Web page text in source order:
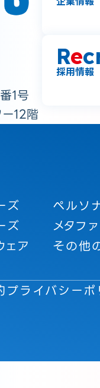
1号
12階
Re
採用情報
ズ
ペルソ
ズ
メタフ
ェア
その他
プライバシー